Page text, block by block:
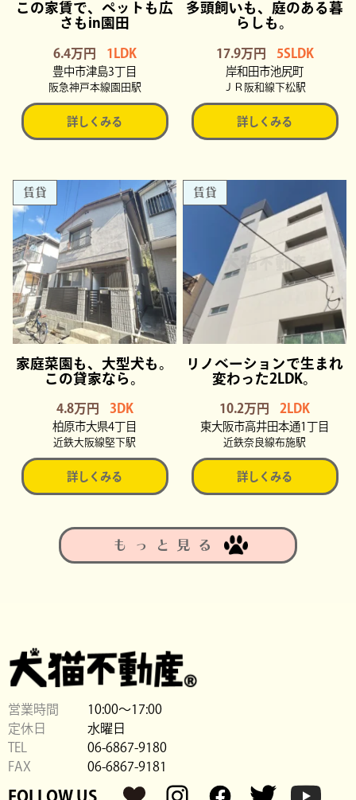
この家賃で、ペットも広
さもin園田
6.4万円 1LDK
豊中市津島3丁目
阪急神戸本線園田駅
詳しくみる
多頭飼いも、庭のある暮
らしも。
17.9万円 5SLDK
岸和田市池尻町
ＪＲ阪和線下松駅
詳しくみる
賃貸
家庭菜園も、大型犬も。
この貸家なら。
4.8万円 3DK
柏原市大県4丁目
近鉄大阪線堅下駅
詳しくみる
賃貸
リノベーションで生まれ
変わった2LDK。
10.2万円 2LDK
東大阪市高井田本通1丁目
近鉄奈良線布施駅
詳しくみる
もっと見る
営業時間
10:00〜17:00
定休日
水曜日
TEL
06-6867-9180
FAX
06-6867-9181
FOLLOW US